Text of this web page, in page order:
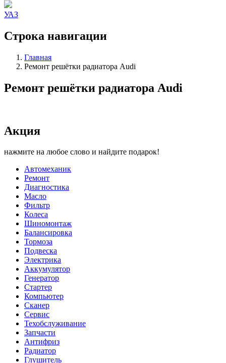
УАЗ
Строка навигации
Главная
Ремонт решётки радиатора Audi
Ремонт решётки радиатора Audi
Акция
нажмите на любое слово и найдите подарок!
Автомеханик
Ремонт
Диагностика
Масло
Фильтр
Колеса
Шиномонтаж
Балансировка
Тормоза
Подвеска
Электрика
Аккумулятор
Генератор
Стартер
Компьютер
Сканер
Сервис
Техобслуживание
Запчасти
Антифриз
Радиатор
Глушитель